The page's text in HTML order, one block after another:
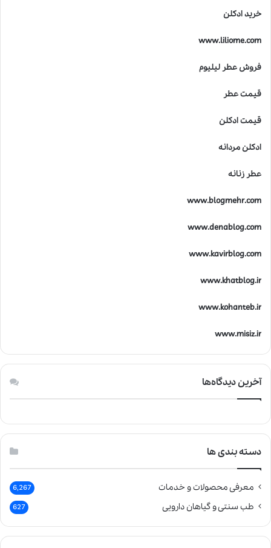
خرید ادکلن
www.liliome.com
فروش عطر لیلیوم
قیمت عطر
قیمت ادکلن
ادکلن مردانه
عطر زنانه
www.blogmehr.com
www.denablog.com
www.kavirblog.com
www.khatblog.ir
www.kohanteb.ir
www.misiz.ir
آخرین دیدگاه‌ها
دسته بندی ها
معرفی محصولات و خدمات 6,267
طب سنتی و گیاهان دارویی 627